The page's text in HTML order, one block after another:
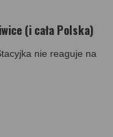
(i cała Polska)
nie reaguje na